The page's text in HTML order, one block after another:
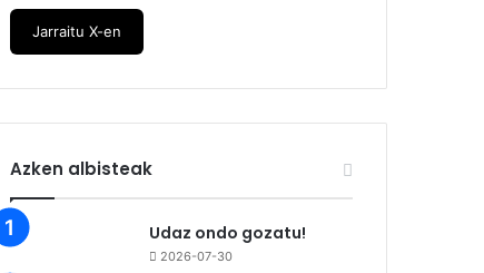
Jarraitu X-en
Azken albisteak
Udaz ondo gozatu!
2026-07-30